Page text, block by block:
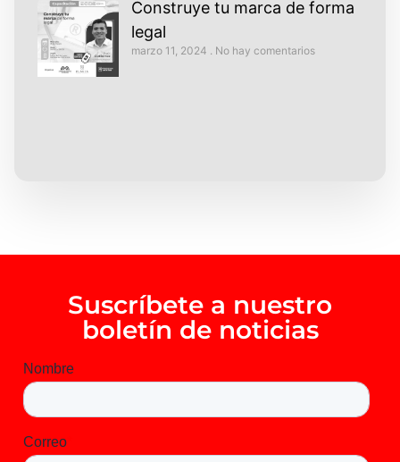
Construye tu marca de forma
legal
marzo 11, 2024 No hay comentarios
Suscríbete a nuestro
boletín de noticias